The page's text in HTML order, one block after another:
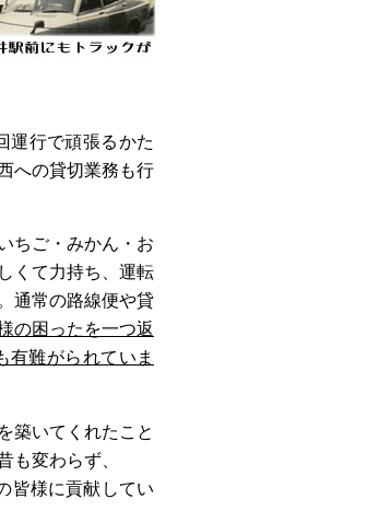
運行で頑張るかた
への貸切業務も行
ちご・みかん・お
くて力持ち、運転
通常の路線便や貸
の困ったを一つ返
有難がられていま
築いてくれたこと
も変わらず、
皆様に貢献してい